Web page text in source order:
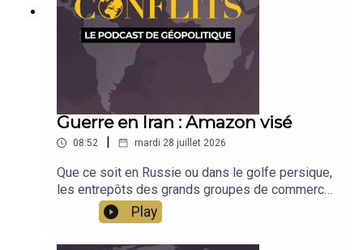
Guerre en Iran : Amazon visé
08:52 mardi 28 juillet 2026
Que ce soit en Russie ou dans le golfe persique,
les entrepôts des grands groupes de commerce
sont dorénavant visés. Pourquoi une telle
stratégie et qu'est-ce que cela dit de la guerre en
cours ? Analyse de Jean-Baptiste Noé
Play